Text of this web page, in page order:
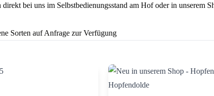
bei uns im Selbstbedienungsstand am Hof oder in unserem
Sorten auf Anfrage zur Verfügung